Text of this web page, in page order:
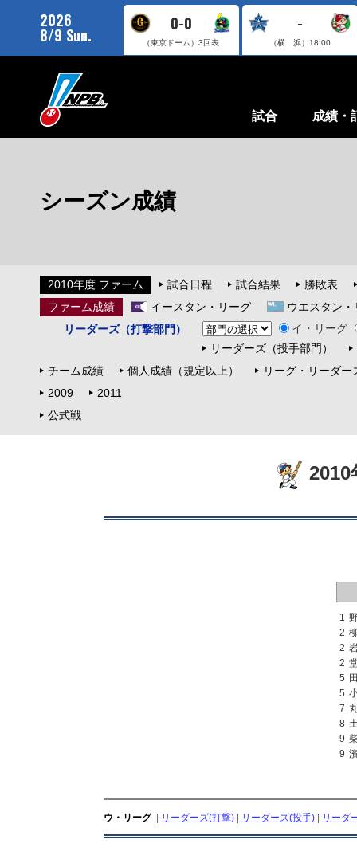
2026
8/9 Sun.
0-0
（東京ドーム）3回表
-
（横 浜） 18:00
試合 成績・
シーズン成績
2010年度 ファーム 試合日程 試合結果
勝敗表
ファーム成績
イースタン・リーグ
ウエスタン・
リーダーズ（打撃部門）
イ・リーグ
リーダーズ（投手部門）
チーム成績
個人成績（規定以上）
リーグ・リーダー
2009
2011
公式戦
1
2
2
2
5
5
7
8
9
9
ウ・リーグ|| リーダーズ(打撃) リーダーズ(投手) リーダ